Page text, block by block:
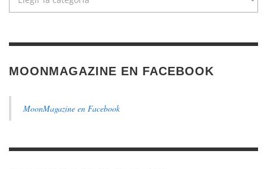
MOONMAGAZINE EN FACEBOOK
MoonMagazine en Facebook